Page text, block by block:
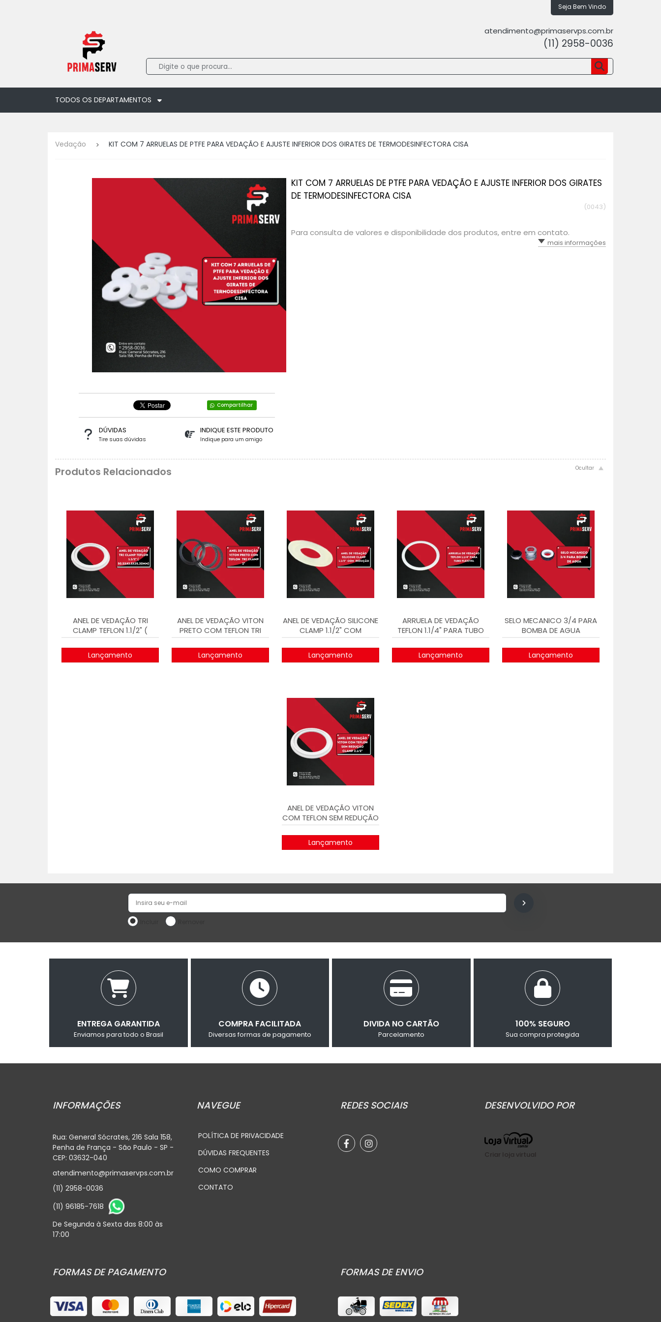
Seja Bem Vindo
atendimento@primaservps.com.br
(11) 2958-0036
TODOS OS DEPARTAMENTOS
Vedação KIT COM 7 ARRUELAS DE PTFE PARA VEDAÇÃO E AJUSTE INFERIOR DOS GIRATES DE TERMODESINFECTORA CISA
Compartilhar
DÚVIDAS
Tire suas dúvidas
INDIQUE ESTE PRODUTO
Indique para um amigo
KIT COM 7 ARRUELAS DE PTFE PARA VEDAÇÃO E AJUSTE INFERIOR DOS GIRATES
DE TERMODESINFECTORA CISA
(0043)
Para consulta de valores e disponibilidade dos produtos, entre em contato.
mais informações
Produtos Relacionados
ANEL DE VEDAÇÃO TRI
CLAMP TEFLON 1.1/2" (
50,5X43,5X35,30MM)
Lançamento
ANEL DE VEDAÇÃO VITON
PRETO COM TEFLON TRI
CLAMP 2"
Lançamento
ANEL DE VEDAÇÃO SILICONE
CLAMP 1.1/2" COM
REDUÇÃO
Lançamento
ARRUELA DE VEDAÇÃO
TEFLON 1.1/4" PARA TUBO
FLEXIVEL
Lançamento
SELO MECANICO 3/4 PARA
BOMBA DE AGUA
Lançamento
ANEL DE VEDAÇÃO VITON
COM TEFLON SEM REDUÇÃO
CLAMP 2.1/2"
Lançamento
ENTREGA GARANTIDA
Enviamos para todo o Brasil
COMPRA FACILITADA
Diversas formas de pagamento
DIVIDA NO CARTÃO
Parcelamento
100% SEGURO
Sua compra protegida
INFORMAÇÕES
Rua: General Sócrates, 216 Sala 158,
Penha de França - São Paulo - SP -
CEP: 03632-040
atendimento@primaservps.com.br
(11) 2958-0036
(11) 96185-7618
De Segunda à Sexta das 8:00 às
17:00
NAVEGUE
POLÍTICA DE PRIVACIDADE
DÚVIDAS FREQUENTES
COMO COMPRAR
CONTATO
REDES SOCIAIS DESENVOLVIDO POR
Criar loja virtual
FORMAS DE PAGAMENTO FORMAS DE ENVIO